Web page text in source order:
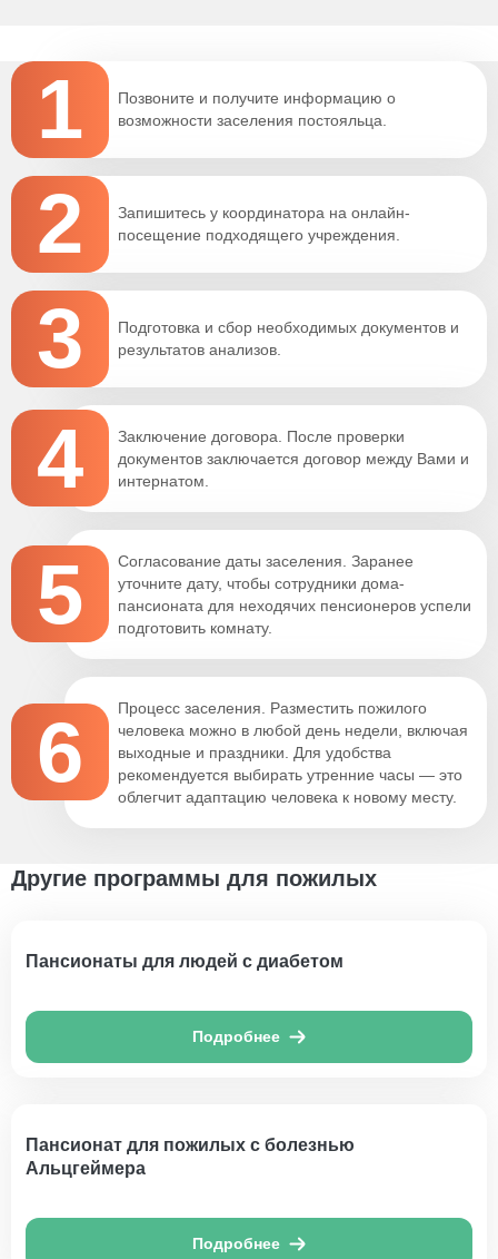
1
Позвоните и получите информацию о
возможности заселения постояльца.
2
Запишитесь у координатора на онлайн-
посещение подходящего учреждения.
3
Подготовка и сбор необходимых документов и
результатов анализов.
4
Заключение договора. После проверки
документов заключается договор между Вами и
интернатом.
5
Согласование даты заселения. Заранее
уточните дату, чтобы сотрудники дома-
пансионата для неходячих пенсионеров успели
подготовить комнату.
6
Процесс заселения. Разместить пожилого
человека можно в любой день недели, включая
выходные и праздники. Для удобства
рекомендуется выбирать утренние часы — это
облегчит адаптацию человека к новому месту.
Другие программы для пожилых
Пансионаты для людей с диабетом
Подробнее
Пансионат для пожилых с болезнью
Альцгеймера
Подробнее